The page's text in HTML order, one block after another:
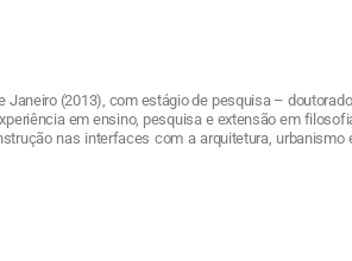
Janeiro (2013), com estágio de pesquisa –
em ensino, pesquisa e extensão em
nas interfaces com a arquitetura, urbanismo